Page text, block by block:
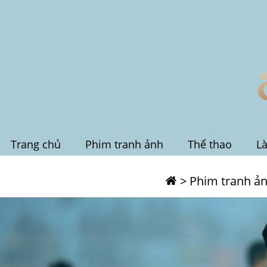
Trang chủ Phim tranh ảnh Thể thao
> Phim tranh